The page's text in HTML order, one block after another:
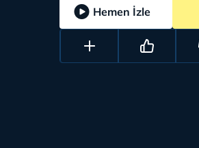
Hemen İzle